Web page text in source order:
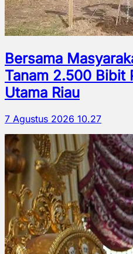
Bersama
Tanam 2.500 Bibit
Utama Riau
7 Agustus 2026 10.27